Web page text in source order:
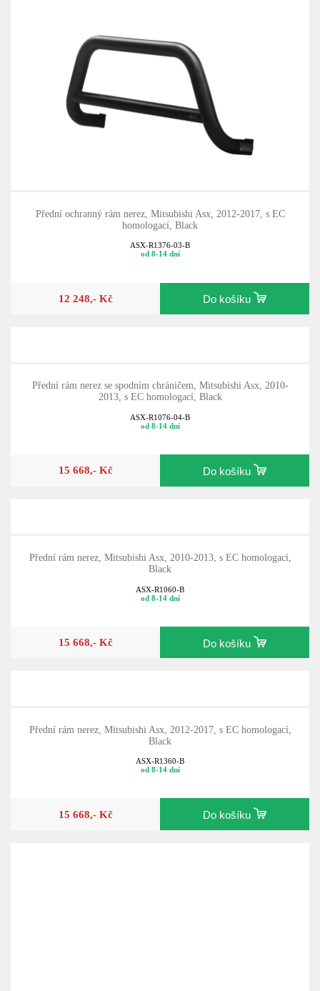
Přední ochranný rám nerez, Mitsubishi Asx, 2012-2017, s EC
homologací, Black
ASX-R1376-03-B
od 8-14 dní
12 248,- Kč Do košíku
Přední rám nerez se spodním chráničem, Mitsubishi Asx, 2010-
2013, s EC homologací, Black
ASX-R1076-04-B
od 8-14 dní
15 668,- Kč Do košíku
Přední rám nerez, Mitsubishi Asx, 2010-2013, s EC homologací,
Black
ASX-R1060-B
od 8-14 dní
15 668,- Kč Do košíku
Přední rám nerez, Mitsubishi Asx, 2012-2017, s EC homologací,
Black
ASX-R1360-B
od 8-14 dní
15 668,- Kč Do košíku